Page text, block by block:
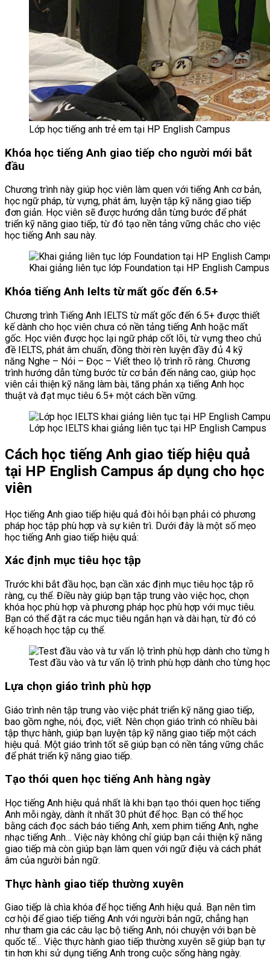
Lớp học tiếng anh trẻ em tại HP English Campus
Khóa học tiếng Anh giao tiếp cho người mới bắt
đầu
Chương trình này giúp học viên làm quen với tiếng Anh cơ bản,
học ngữ pháp, từ vựng, phát âm, luyện tập kỹ năng giao tiếp
đơn giản. Học viên sẽ được hướng dẫn từng bước để phát
triển kỹ năng giao tiếp, từ đó tạo nền tảng vững chắc cho việc
học tiếng Anh sau này.
Khai giảng liên tục lớp Foundation tại HP English Campus
Khóa tiếng Anh Ielts từ mất gốc đến 6.5+
Chương trình Tiếng Anh IELTS từ mất gốc đến 6.5+ được thiết
kế dành cho học viên chưa có nền tảng tiếng Anh hoặc mất
gốc. Học viên được học lại ngữ pháp cốt lõi, từ vựng theo chủ
đề IELTS, phát âm chuẩn, đồng thời rèn luyện đầy đủ 4 kỹ
năng Nghe – Nói – Đọc – Viết theo lộ trình rõ ràng. Chương
trình hướng dẫn từng bước từ cơ bản đến nâng cao, giúp học
viên cải thiện kỹ năng làm bài, tăng phản xạ tiếng Anh học
thuật và đạt mục tiêu 6.5+ một cách bền vững.
Lớp học IELTS khai giảng liên tục tại HP English Campus
Cách học tiếng Anh giao tiếp hiệu quả
tại HP English Campus áp dụng cho học
viên
Học tiếng Anh giao tiếp hiệu quả đòi hỏi bạn phải có phương
pháp học tập phù hợp và sự kiên trì. Dưới đây là một số mẹo
học tiếng Anh giao tiếp hiệu quả:
Xác định mục tiêu học tập
Trước khi bắt đầu học, bạn cần xác định mục tiêu học tập rõ
ràng, cụ thể. Điều này giúp bạn tập trung vào việc học, chọn
khóa học phù hợp và phương pháp học phù hợp với mục tiêu.
Bạn có thể đặt ra các mục tiêu ngắn hạn và dài hạn, từ đó có
kế hoạch học tập cụ thể.
Test đầu vào và tư vấn lộ trình phù hợp dành cho từng
Lựa chọn giáo trình phù hợp
Giáo trình nên tập trung vào việc phát triển kỹ năng giao tiếp,
bao gồm nghe, nói, đọc, viết. Nên chọn giáo trình có nhiều bài
tập thực hành, giúp bạn luyện tập kỹ năng giao tiếp một cách
hiệu quả. Một giáo trình tốt sẽ giúp bạn có nền tảng vững chắc
để phát triển kỹ năng giao tiếp.
Tạo thói quen học tiếng Anh hàng ngày
Học tiếng Anh hiệu quả nhất là khi bạn tạo thói quen học tiếng
Anh mỗi ngày, dành ít nhất 30 phút để học. Bạn có thể học
bằng cách đọc sách báo tiếng Anh, xem phim tiếng Anh, nghe
nhạc tiếng Anh… Việc này không chỉ giúp bạn cải thiện kỹ năng
giao tiếp mà còn giúp bạn làm quen với ngữ điệu và cách phát
âm của người bản ngữ.
Thực hành giao tiếp thường xuyên
Giao tiếp là chìa khóa để học tiếng Anh hiệu quả. Bạn nên tìm
cơ hội để giao tiếp tiếng Anh với người bản ngữ, chẳng hạn
như tham gia các câu lạc bộ tiếng Anh, nói chuyện với bạn bè
quốc tế… Việc thực hành giao tiếp thường xuyên sẽ giúp bạn tự
tin hơn khi sử dụng tiếng Anh trong cuộc sống hàng ngày.